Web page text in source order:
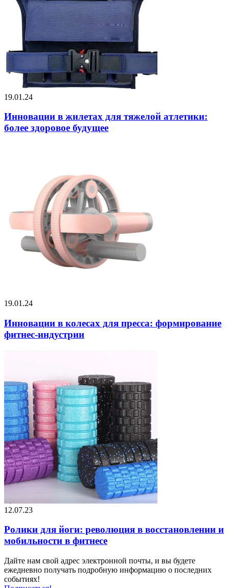
19.01.24
Инновации в жилетах для тяжелой атлетики:
более здоровое будущее
19.01.24
Инновации в колесах для пресса: формирование
фитнес-индустрии
12.07.23
Ролики для йоги: революция в восстановлении и
мобильности в фитнесе
Дайте нам свой адрес электронной почты, и вы будете
ежедневно получать подробную информацию о последних
событиях!